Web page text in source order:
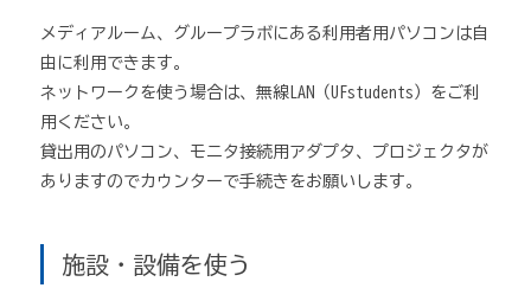
メディアルーム、グループラボにある利用者用パソコンは自
由に利用できます。
ネットワークを使う場合は、無線LAN（UFstudents）をご利
用ください。
貸出用のパソコン、モニタ接続用アダプタ、プロジェクタが
ありますのでカウンターで手続きをお願いします。
施設・設備を使う